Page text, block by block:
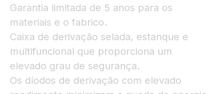
Garantia limitada de 5 anos para os
materiais e o fabrico.
Caixa de derivação selada, estanque e
multifuncional que proporciona um
elevado grau de segurança.
Os díodos de derivação com elevado